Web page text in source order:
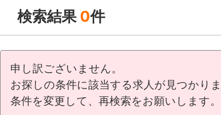
検索結果 0件
申し訳ございません。
お探しの条件に該当する求人が見つかり
条件を変更して、再検索をお願いします。